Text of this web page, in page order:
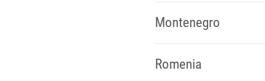
Montenegro
Romenia